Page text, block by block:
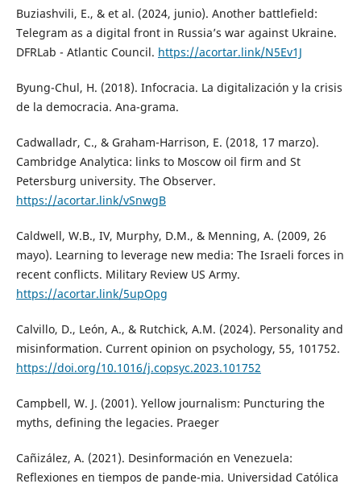
Buziashvili, E., & et al. (2024, junio). Another battlefield:
Telegram as a digital front in Russia’s war against Ukraine.
DFRLab - Atlantic Council. https://acortar.link/N5Ev1J
Byung-Chul, H. (2018). Infocracia. La digitalización y la crisis
de la democracia. Ana-grama.
Cadwalladr, C., & Graham-Harrison, E. (2018, 17 marzo).
Cambridge Analytica: links to Moscow oil firm and St
Petersburg university. The Observer.
https://acortar.link/vSnwgB
Caldwell, W.B., IV, Murphy, D.M., & Menning, A. (2009, 26
mayo). Learning to leverage new media: The Israeli forces in
recent conflicts. Military Review US Army.
https://acortar.link/5upOpg
Calvillo, D., León, A., & Rutchick, A.M. (2024). Personality and
misinformation. Current opinion on psychology, 55, 101752.
https://doi.org/10.1016/j.copsyc.2023.101752
Campbell, W. J. (2001). Yellow journalism: Puncturing the
myths, defining the legacies. Praeger
Cañizález, A. (2021). Desinformación en Venezuela:
Reflexiones en tiempos de pande-mia. Universidad Católica